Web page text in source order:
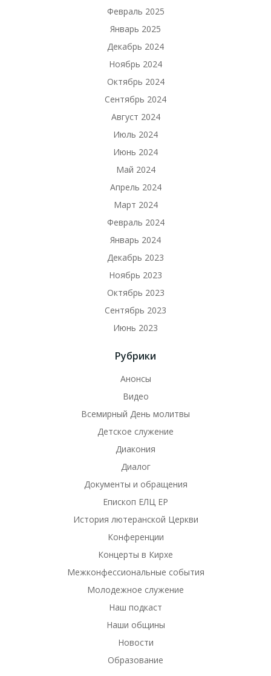
Февраль 2025
Январь 2025
Декабрь 2024
Ноябрь 2024
Октябрь 2024
Сентябрь 2024
Август 2024
Июль 2024
Июнь 2024
Май 2024
Апрель 2024
Март 2024
Февраль 2024
Январь 2024
Декабрь 2023
Ноябрь 2023
Октябрь 2023
Сентябрь 2023
Июнь 2023
Рубрики
Анонсы
Видео
Всемирный День молитвы
Детское служение
Диакония
Диалог
Документы и обращения
Епископ ЕЛЦ ЕР
История лютеранской Церкви
Конференции
Концерты в Кирхе
Межконфессиональные события
Молодежное служение
Наш подкаст
Наши общины
Новости
Образование